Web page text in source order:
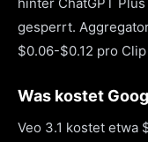
gesperrt.
$0.06-$0.12 pro
Was kostet
Veo 3.1 kostet etwa